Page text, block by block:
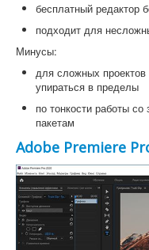
бесплатный редактор
подходит для
Минусы:
для сложных
упираться в пределы
по тонкости работы
пакетам
Adobe Premiere